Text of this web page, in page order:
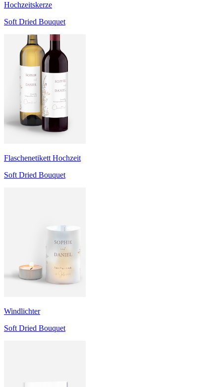
Hochzeitskerze
Soft Dried Bouquet
Flaschenetikett Hochzeit
Soft Dried Bouquet
Windlichter
Soft Dried Bouquet